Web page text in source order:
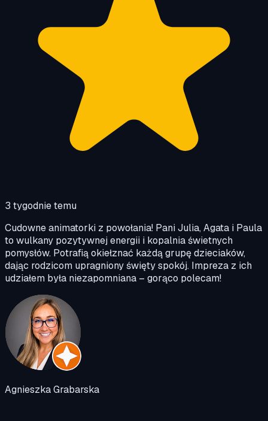
3 tygodnie temu
Cudowne animatorki z powołania! Pani Julia, Agata i Paula
to wulkany pozytywnej energii i kopalnia świetnych
pomysłów. Potrafią okiełznać każdą grupę dzieciaków,
dając rodzicom upragniony święty spokój. Impreza z ich
udziałem była niezapomniana – gorąco polecam!
Agnieszka Grabarska